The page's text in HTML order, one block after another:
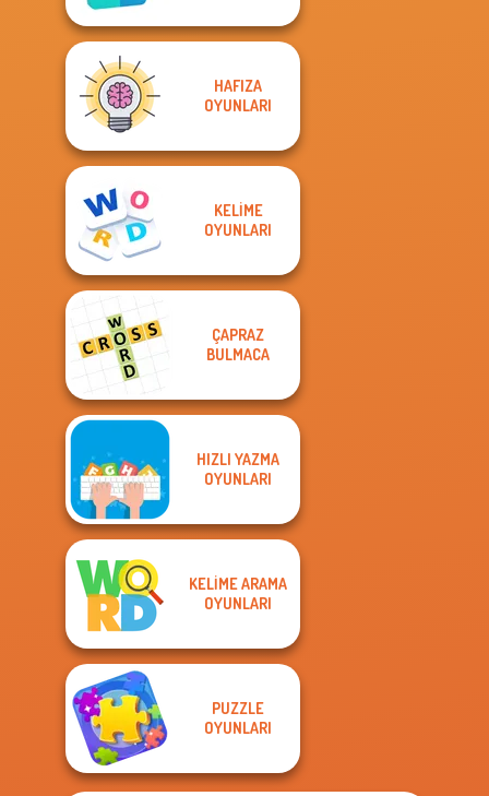
HAFIZA
OYUNLARI
KELIME
OYUNLARI
ÇAPRAZ
BULMACA
HIZLI YAZMA
OYUNLARI
KELIME ARAMA
OYUNLARI
PUZZLE
OYUNLARI